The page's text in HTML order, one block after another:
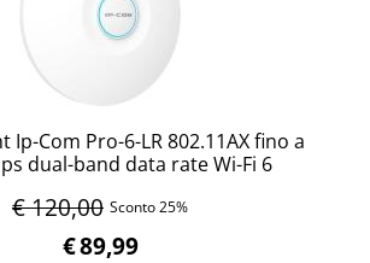
Ip-Com Pro-6-LR 802.11AX fino a
dual-band data rate Wi-Fi 6
€ 120,00 Sconto 25%
€89,99